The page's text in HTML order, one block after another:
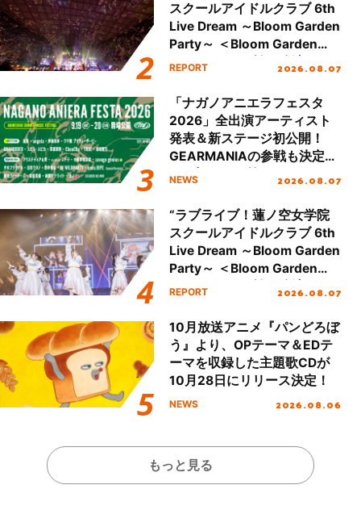
スクールアイドルクラブ 6th
Live Dream ～Bloom Garden
Party～ ＜Bloom Garden
Party Stage／埼玉公演＞”
REPORT 2026.08.07
「ナガノアニエラフェスタ
2026」全出演アーティスト
発表＆新ステージ初公開！
GEARMANIAの参戦も決定
し、初となる第3ステージの
NEWS 2026.08.07
“ラブライブ！蓮ノ空女学院
スクールアイドルクラブ 6th
Live Dream ～Bloom Garden
Party～ ＜Bloom Garden
Party Stage／埼玉公演＞”
REPORT 2026.08.07
10月放送アニメ『パンどろぼ
う』より、OPテーマ＆EDテ
ーマを収録した主題歌CDが
10月28日にリリース決定！
NEWS 2026.08.06
もっと見る